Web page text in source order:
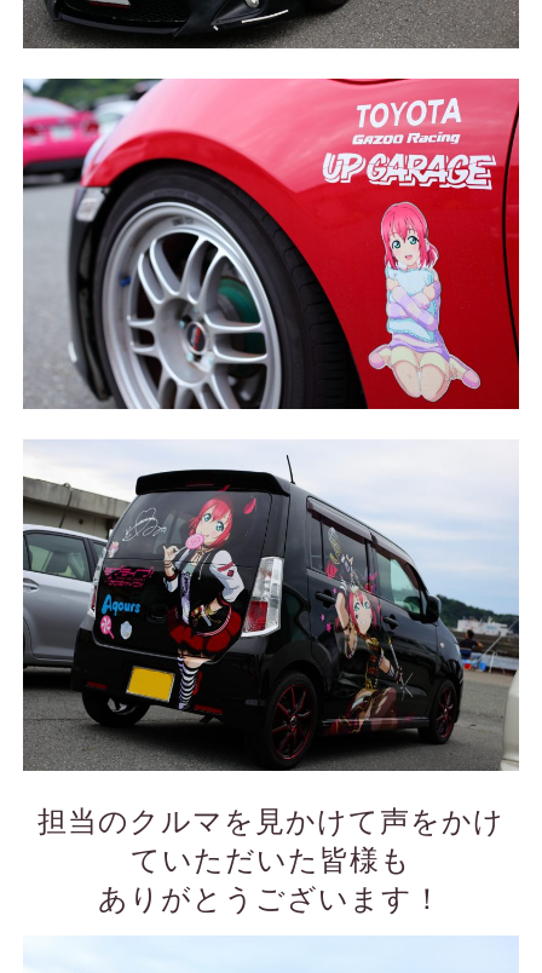
担当のクルマを見かけて声をかけ
ていただいた皆様も
ありがとうございます！